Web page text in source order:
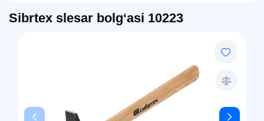
Sibrtex slesar bolg‘asi 10223